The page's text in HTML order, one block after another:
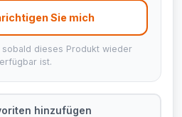
Sie mich
dieses Produkt wieder
ist.
hinzufügen